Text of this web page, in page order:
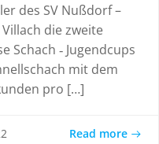
des SV Nußdorf –
die zweite
Schach ‑ Jugendcups
mit dem
pro […]
Read more